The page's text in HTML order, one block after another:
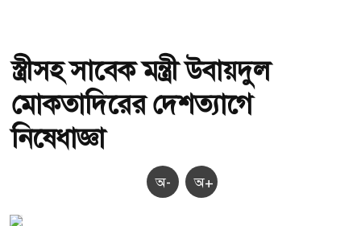
স্ত্রীসহ সাবেক মন্ত্রী উবায়দুল
মোকতাদিরের দেশত্যাগে
নিষেধাজ্ঞা
অ- অ+